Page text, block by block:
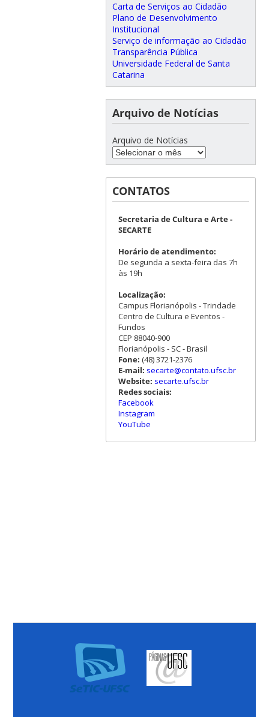
Carta de Serviços ao Cidadão
Plano de Desenvolvimento
Institucional
Serviço de informação ao Cidadão
Transparência Pública
Universidade Federal de Santa
Catarina
Arquivo de Notícias
Arquivo de Notícias
CONTATOS
Secretaria de Cultura e Arte -
SECARTE
Horário de atendimento:
De segunda a sexta-feira das 7h
às 19h
Localização:
Campus Florianópolis - Trindade
Centro de Cultura e Eventos -
Fundos
CEP 88040-900
Florianópolis - SC - Brasil
Fone: (48) 3721-2376
E-mail: secarte@contato.ufsc.br
Website: secarte.ufsc.br
Redes sociais:
Facebook
Instagram
YouTube